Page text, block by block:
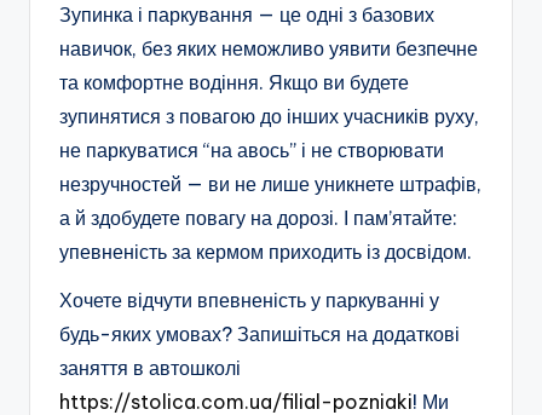
Зупинка і паркування — це одні з базових
навичок, без яких неможливо уявити безпечне
та комфортне водіння. Якщо ви будете
зупинятися з повагою до інших учасників руху,
не паркуватися “на авось” і не створювати
незручностей — ви не лише уникнете штрафів,
а й здобудете повагу на дорозі. І пам’ятайте:
упевненість за кермом приходить із досвідом.
Хочете відчути впевненість у паркуванні у
будь-яких умовах? Запишіться на додаткові
заняття в автошколі
https://stolica.com.ua/filial-pozniaki! Ми